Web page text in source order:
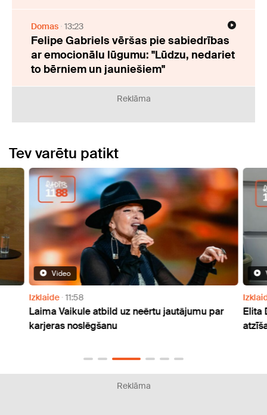
Domas 13:23
Felipe Gabriels vēršas pie sabiedrības
ar emocionālu lūgumu: "Lūdzu, nedariet
to bērniem un jauniešiem"
Reklāma
Tev varētu patikt
Video
Izklaide 11:58
Laima Vaikule atbild uz neērtu jautājumu par
karjeras noslēgšanu
Elita
Reklāma